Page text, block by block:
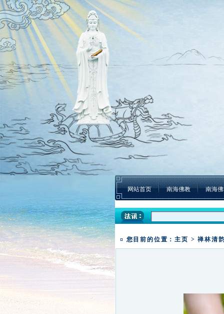
网站首页 南海佛教 南海
一粥一香甜 一年一团圆|
盛世钟鸣 祈福五洲|深圳
¤ 您目前的位置：主页 >禅林清